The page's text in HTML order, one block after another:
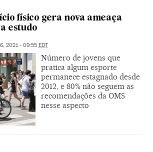
físico gera nova ameaça
estudo
2021 - 09:55 EDT
Número de jovens que
pratica algum esporte
permanece estagnado desde
2012, e 80% não seguem as
recomendações da OMS
nesse aspecto